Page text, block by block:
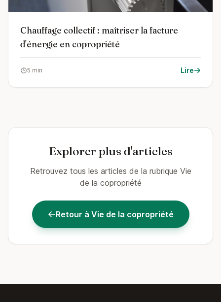
Chauffage collectif : maîtriser la facture
d'énergie en copropriété
5 min Lire
Explorer plus d'articles
Retrouvez tous les articles de la rubrique Vie
de la copropriété
Retour à Vie de la copropriété